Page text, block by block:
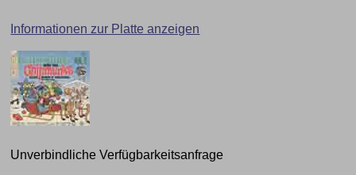
Informationen zur Platte anzeigen
Unverbindliche Verfügbarkeitsanfrage